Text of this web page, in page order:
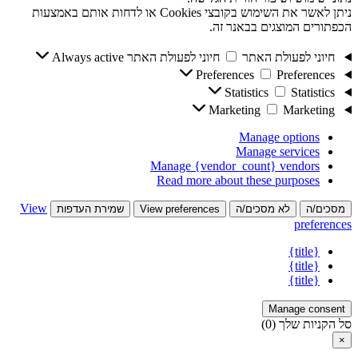
ניתן לאשר את השימוש בקובצי Cookies או לדחות אותם באמצעות
הכפתורים המוצגים בבאנר זה.
חיוני לפעולת האתר חיוני לפעולת האתר Always active
Preferences
Preferences
Statistics
Statistics
Marketing
Marketing
Manage options
Manage services
Manage {vendor_count} vendors
Read more about these purposes
מסכים/ה לא מסכים/ה View preferences שמירת העדפות
View
preferences
{title}
{title}
{title}
Manage consent
סל הקניות שלך (0)
×